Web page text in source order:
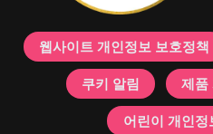
웹사이트 개인정보 보호정책
쿠키 알림 제품
어린이 개인정